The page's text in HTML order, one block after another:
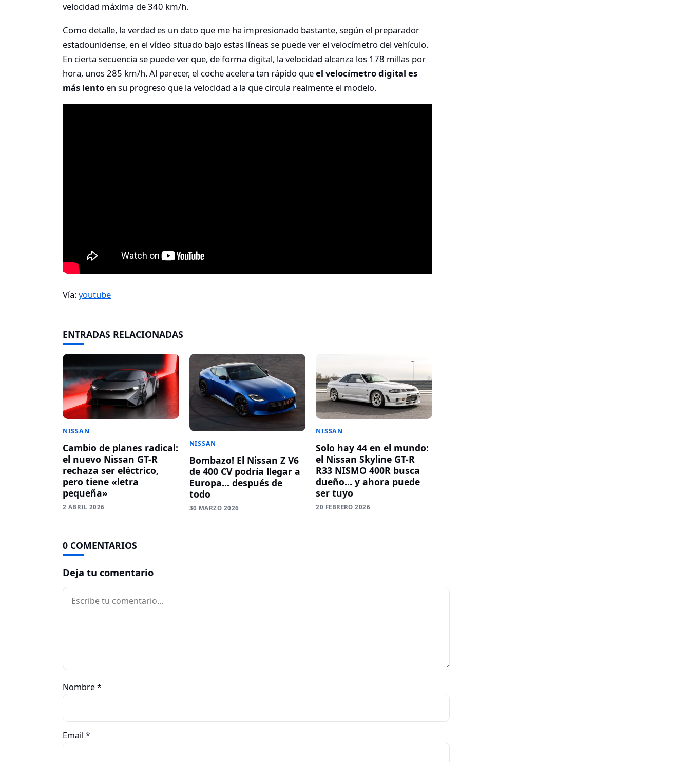
velocidad máxima de 340 km/h.
Como detalle, la verdad es un dato que me ha impresionado bastante, según el preparador
estadounidense, en el vídeo situado bajo estas líneas se puede ver el velocímetro del vehículo.
En cierta secuencia se puede ver que, de forma digital, la velocidad alcanza los 178 millas por
hora, unos 285 km/h. Al parecer, el coche acelera tan rápido queel velocímetro digital es
más lento en su progreso que la velocidad a la que circula realmente el modelo.
Vía:youtube
ENTRADAS RELACIONADAS
NISSAN
Cambio de planes radical:
el nuevo Nissan GT-R
rechaza ser eléctrico,
pero tiene «letra
pequeña»
2 ABRIL 2026
NISSAN
Bombazo! El Nissan Z V6
de 400 CV podría llegar a
Europa… después de
todo
30 MARZO 2026
NISSAN
Solo hay 44 en el mundo:
el Nissan Skyline GT-R
R33 NISMO 400R busca
dueño… y ahora puede
ser tuyo
20 FEBRERO 2026
0 COMENTARIOS
Deja tu comentario
Comentario
Nombre*
Email *